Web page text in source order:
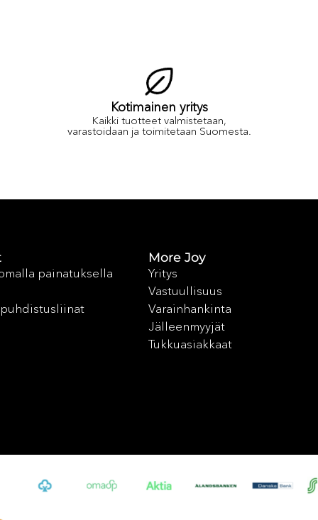
Kotimainen yritys
Kaikki tuotteet valmistetaan,
varastoidaan ja toimitetaan Suomesta.
painatuksella
puhdistusliinat
More Joy
Yritys
Vastuullisuus
Varainhankinta
Jälleenmyyjät
Tukkuasiakkaat